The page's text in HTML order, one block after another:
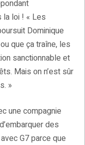
la loi ! « Les
Dominique
que ça traîne, les
sanctionnable et
Mais on n’est sûr
»
une compagnie
des
G7 parce que